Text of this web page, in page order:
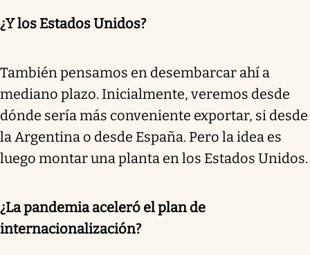
¿Y los Estados Unidos?
También pensamos en desembarcar ahí a
mediano plazo. Inicialmente, veremos desde
dónde sería más conveniente exportar, si desde
la Argentina o desde España. Pero la idea es
luego montar una planta en los Estados Unidos.
¿La pandemia aceleró el plan de
internacionalización?